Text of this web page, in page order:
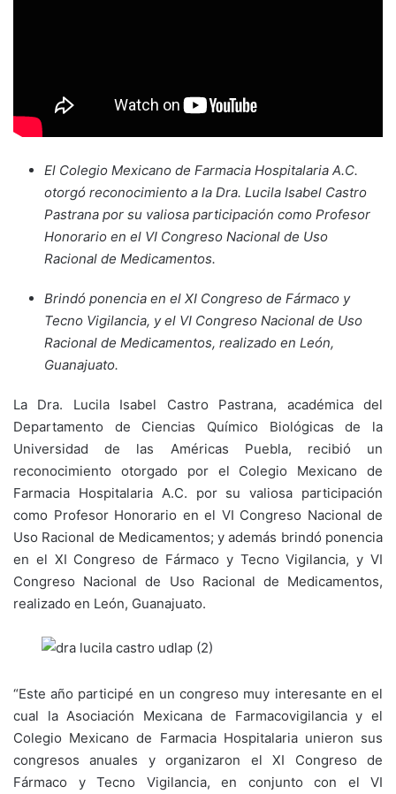
El Colegio Mexicano de Farmacia Hospitalaria A.C.
otorgó reconocimiento a la Dra. Lucila Isabel Castro
Pastrana por su valiosa participación como Profesor
Honorario en el VI Congreso Nacional de Uso
Racional de Medicamentos.
Brindó ponencia en el XI Congreso de Fármaco y
Tecno Vigilancia, y el VI Congreso Nacional de Uso
Racional de Medicamentos, realizado en León,
Guanajuato.
La Dra. Lucila Isabel Castro Pastrana, académica del
Departamento de Ciencias Químico Biológicas de la
Universidad de las Américas Puebla, recibió un
reconocimiento otorgado por el Colegio Mexicano de
Farmacia Hospitalaria A.C. por su valiosa participación
como Profesor Honorario en el VI Congreso Nacional de
Uso Racional de Medicamentos; y además brindó ponencia
en el XI Congreso de Fármaco y Tecno Vigilancia, y VI
Congreso Nacional de Uso Racional de Medicamentos,
realizado en León, Guanajuato.
“Este año participé en un congreso muy interesante en el
cual la Asociación Mexicana de Farmacovigilancia y el
Colegio Mexicano de Farmacia Hospitalaria unieron sus
congresos anuales y organizaron el XI Congreso de
Fármaco y Tecno Vigilancia, en conjunto con el VI